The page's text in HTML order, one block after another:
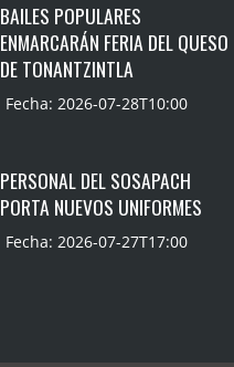
BAILES POPULARES
ENMARCARÁN FERIA DEL QUESO
DE TONANTZINTLA
Fecha: 2026-07-28T10:00
PERSONAL DEL SOSAPACH
PORTA NUEVOS UNIFORMES
Fecha: 2026-07-27T17:00